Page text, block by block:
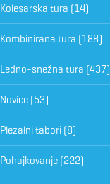
Kolesarska tura (14)
Kombinirana tura (188)
Ledno-snežna tura (437)
Novice(53)
Plezalni tabori(8)
Pohajkovanje(222)